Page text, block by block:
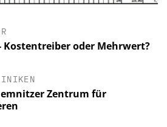
oder Mehrwert?
Zentrum für